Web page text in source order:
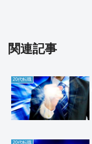
関連記事
20代転職
20代転職